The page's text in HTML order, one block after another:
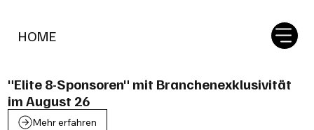
HOME
"Elite 8-Sponsoren" mit Branchenexklusivität
im August 26
Mehr erfahren